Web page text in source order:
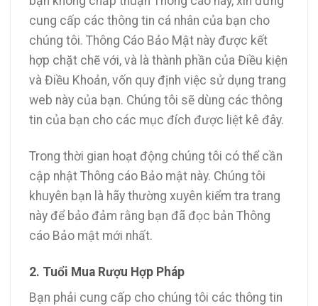
cung cấp các thông tin cá nhân của bạn cho
chúng tôi. Thông Cáo Bảo Mật này được kết
hợp chặt chẽ với, và là thành phần của Điều kiện
và Điều Khoản, vốn quy định việc sử dụng trang
web này của bạn. Chúng tôi sẽ dùng các thông
tin của bạn cho các mục đích được liệt kê đây.
Trong thời gian hoạt động chúng tôi có thể cần
cập nhật Thông cáo Bảo mật này. Chúng tôi
khuyên bạn là hãy thường xuyên kiểm tra trang
này để bảo đảm rằng bạn đã đọc bản Thông
cáo Bảo mật mới nhất.
2. Tuổi Mua Rượu Hợp Pháp
Bạn phải cung cấp cho chúng tôi các thông tin